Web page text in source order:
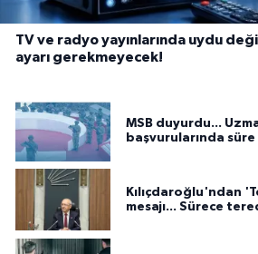
TV ve radyo yayınlarında uydu
ayarı gerekmeyecek!
MSB duyurdu...
başvurularında süre
Kılıçdaroğlu'ndan
mesajı... Sürece